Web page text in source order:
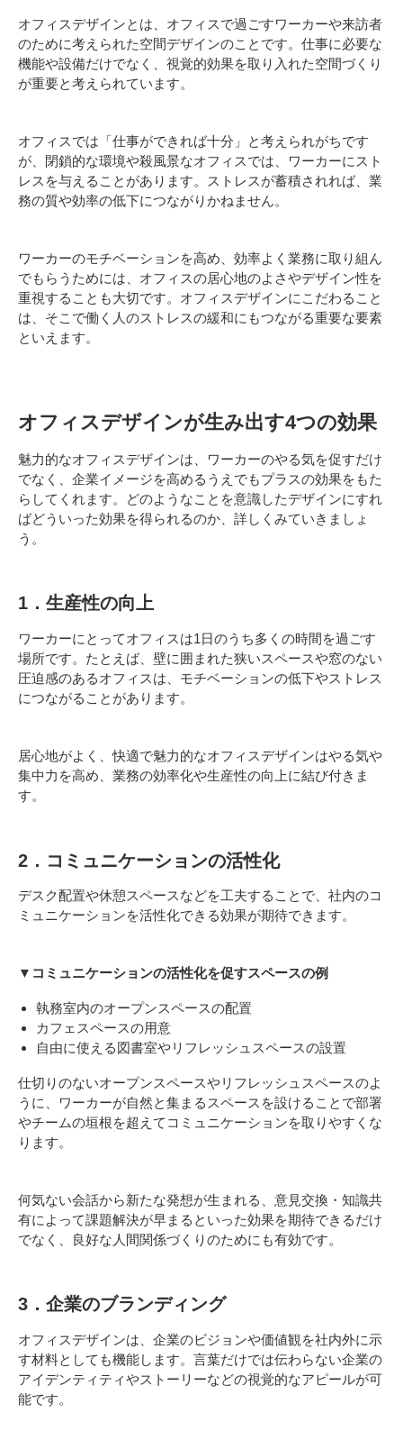
オフィスデザインとは、オフィスで過ごすワーカーや来訪者
のために考えられた空間デザインのことです。仕事に必要な
機能や設備だけでなく、視覚的効果を取り入れた空間づくり
が重要と考えられています。
オフィスでは「仕事ができれば十分」と考えられがちです
が、閉鎖的な環境や殺風景なオフィスでは、ワーカーにスト
レスを与えることがあります。ストレスが蓄積されれば、業
務の質や効率の低下につながりかねません。
ワーカーのモチベーションを高め、効率よく業務に取り組ん
でもらうためには、オフィスの居心地のよさやデザイン性を
重視することも大切です。オフィスデザインにこだわること
は、そこで働く人のストレスの緩和にもつながる重要な要素
といえます。
オフィスデザインが生み出す4つの効果
魅力的なオフィスデザインは、ワーカーのやる気を促すだけ
でなく、企業イメージを高めるうえでもプラスの効果をもた
らしてくれます。どのようなことを意識したデザインにすれ
ばどういった効果を得られるのか、詳しくみていきましょ
う。
1．生産性の向上
ワーカーにとってオフィスは1日のうち多くの時間を過ごす
場所です。たとえば、壁に囲まれた狭いスペースや窓のない
圧迫感のあるオフィスは、モチベーションの低下やストレス
につながることがあります。
居心地がよく、快適で魅力的なオフィスデザインはやる気や
集中力を高め、業務の効率化や生産性の向上に結び付きま
す。
2．コミュニケーションの活性化
デスク配置や休憩スペースなどを工夫することで、社内のコ
ミュニケーションを活性化できる効果が期待できます。
▼コミュニケーションの活性化を促すスペースの例
執務室内のオープンスペースの配置
カフェスペースの用意
自由に使える図書室やリフレッシュスペースの設置
仕切りのないオープンスペースやリフレッシュスペースのよ
うに、ワーカーが自然と集まるスペースを設けることで部署
やチームの垣根を超えてコミュニケーションを取りやすくな
ります。
何気ない会話から新たな発想が生まれる、意見交換・知識共
有によって課題解決が早まるといった効果を期待できるだけ
でなく、良好な人間関係づくりのためにも有効です。
3．企業のブランディング
オフィスデザインは、企業のビジョンや価値観を社内外に示
す材料としても機能します。言葉だけでは伝わらない企業の
アイデンティティやストーリーなどの視覚的なアピールが可
能です。